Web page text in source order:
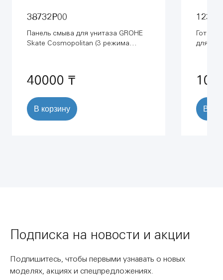
38732P00
Панель смыва для унитаза GROHE
Skate Cosmopolitan (3 режима
40000 ₸
В корзину
для
В
Подписка на новости и акции
Подпишитесь, чтобы первыми узнавать о новых
моделях, акциях и спецпредложениях.